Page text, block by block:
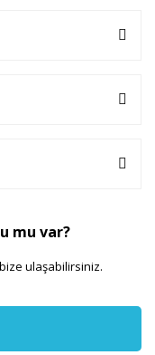
mu var?
ulaşabilirsiniz.